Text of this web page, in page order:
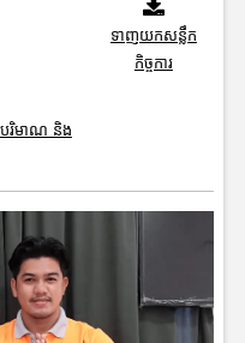
បរិមាណ និង
ទាញយកសន្លឹក
កិច្ចការ